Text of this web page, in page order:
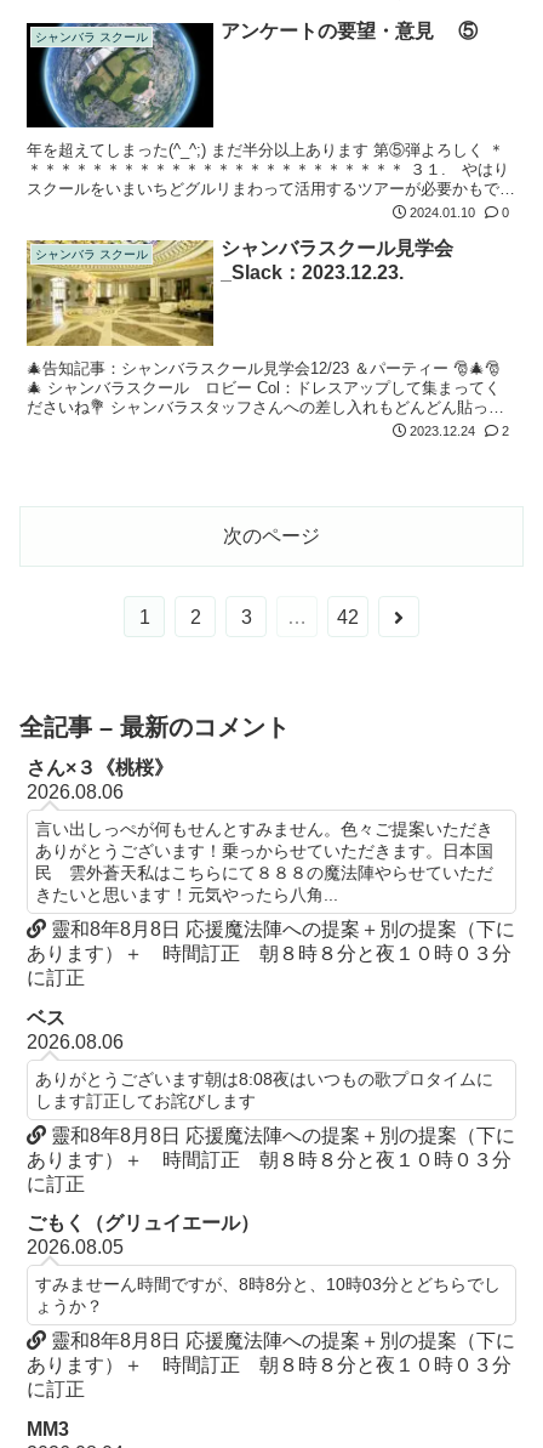
シャンバラ スクール アンケートの要望・意見 ⑤
年を超えてしまった(^_^;) まだ半分以上あります 第⑤弾よろしく ＊
＊＊＊＊＊＊＊＊＊＊＊＊＊＊＊＊＊＊＊＊＊＊＊＊ ３１. やはり
スクールをいまいちどグルリまわって活用するツアーが必要かもです
ね。先生のご指名制度ｗや、施設の使い方、自分の部屋からの行き
2024.01.10 0
シャンバラ スクール
シャンバラスクール見学会
_Slack：2023.12.23.
🎄告知記事：シャンバラスクール見学会12/23 ＆パーティー 🎅🎄🎅
🎄 シャンバラスクール ロビー Col：ドレスアップして集まってく
ださいね💐 シャンバラスタッフさんへの差し入れもどんどん貼って
ください🎉 差し入れ・衣装貼り貼り⏬ 事前挨拶⏬ hon：お久し...
2023.12.24 2
次のページ
1 2 3 … 42
次
全記事 – 最新のコメント
さん×３《桃桜》
2026.08.06
言い出しっぺが何もせんとすみません。色々ご提案いただき
ありがとうございます！乗っからせていただきます。日本国
民 雲外蒼天私はこちらにて８８８の魔法陣やらせていただ
きたいと思います！元気やったら八角...
靈和8年8月8日 応援魔法陣への提案＋別の提案（下に
あります）＋ 時間訂正 朝８時８分と夜１０時０３分
に訂正
ベス
2026.08.06
ありがとうございます朝は8:08夜はいつもの歌プロタイムに
します訂正してお詫びします
靈和8年8月8日 応援魔法陣への提案＋別の提案（下に
あります）＋ 時間訂正 朝８時８分と夜１０時０３分
に訂正
ごもく（グリュイエール）
2026.08.05
すみませーん時間ですが、8時8分と、10時03分とどちらでし
ょうか？
靈和8年8月8日 応援魔法陣への提案＋別の提案（下に
あります）＋ 時間訂正 朝８時８分と夜１０時０３分
に訂正
MM3